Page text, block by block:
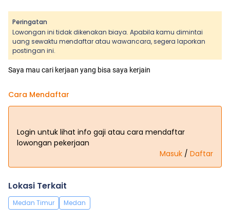
Peringatan
Lowongan ini tidak dikenakan biaya. Apabila kamu dimintai
uang sewaktu mendaftar atau wawancara, segera laporkan
postingan ini.
Saya mau cari kerjaan yang bisa saya kerjain
Cara Mendaftar
Login untuk lihat info gaji atau cara mendaftar
lowongan pekerjaan
Masuk / Daftar
Lokasi Terkait
Medan Timur Medan